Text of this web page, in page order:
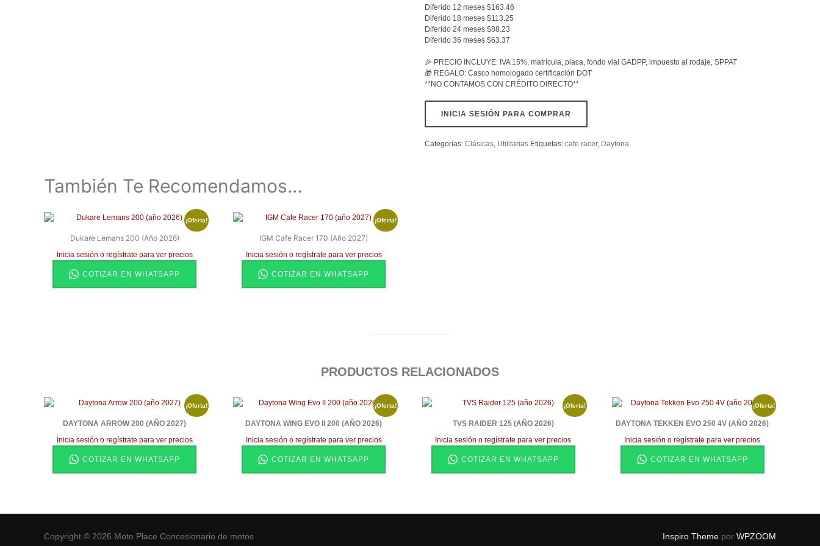
Diferido 12 meses $163.46
Diferido 18 meses $113.25
Diferido 24 meses $88.23
Diferido 36 meses $63.37
🎉 PRECIO INCLUYE: IVA 15%, matrícula, placa, fondo vial GADPP, impuesto al rodaje, SPPAT
🎁 REGALO: Casco homologado certificación DOT
**NO CONTAMOS CON CRÉDITO DIRECTO**
INICIA SESIÓN PARA COMPRAR
Categorías: Clásicas, Utilitarias Etiquetas: cafe racer, Daytona
También Te Recomendamos…
¡Oferta!
Dukare Lemans 200 (año 2026)
Inicia sesión o regístrate para ver precios
COTIZAR EN WHATSAPP
¡Oferta!
IGM Cafe Racer 170 (año 2027)
Inicia sesión o regístrate para ver precios
COTIZAR EN WHATSAPP
PRODUCTOS RELACIONADOS
¡Oferta!
DAYTONA ARROW 200 (AÑO 2027)
Inicia sesión o regístrate para ver precios
COTIZAR EN WHATSAPP
¡Oferta!
DAYTONA WING EVO II 200 (AÑO 2026)
Inicia sesión o regístrate para ver precios
COTIZAR EN WHATSAPP
¡Oferta!
TVS RAIDER 125 (AÑO 2026)
Inicia sesión o regístrate para ver precios
COTIZAR EN WHATSAPP
¡Oferta!
DAYTONA TEKKEN EVO 250 4V (AÑO 2026)
Inicia sesión o regístrate para ver precios
COTIZAR EN WHATSAPP
Copyright © 2026 Moto Place Concesionario de motos Inspiro Theme por WPZOOM